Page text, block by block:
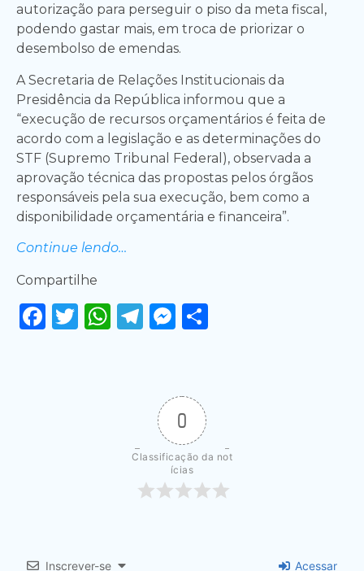
autorização para perseguir o piso da meta fiscal,
podendo gastar mais, em troca de priorizar o
desembolso de emendas.
A Secretaria de Relações Institucionais da
Presidência da República informou que a
“execução de recursos orçamentários é feita de
acordo com a legislação e as determinações do
STF (Supremo Tribunal Federal), observada a
aprovação técnica das propostas pelos órgãos
responsáveis pela sua execução, bem como a
disponibilidade orçamentária e financeira”.
Continue lendo…
Compartilhe
Facebook
Twitter
WhatsApp
Telegram
Messenger
0
Classificação da not
ícias
Inscrever-se Acessar